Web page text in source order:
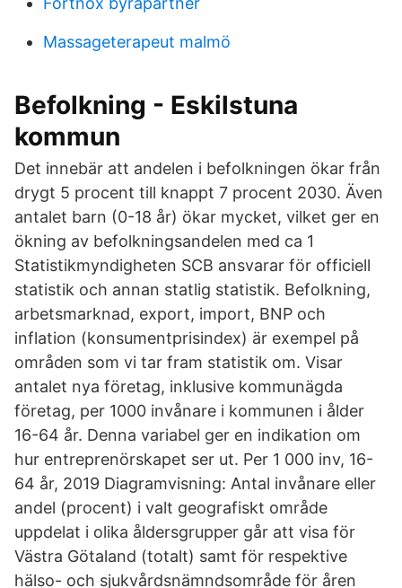
Massageterapeut malmö
Befolkning - Eskilstuna
kommun
Det innebär att andelen i befolkningen ökar från
drygt 5 procent till knappt 7 procent 2030. Även
antalet barn (0-18 år) ökar mycket, vilket ger en
ökning av befolkningsandelen med ca 1
Statistikmyndigheten SCB ansvarar för officiell
statistik och annan statlig statistik. Befolkning,
arbetsmarknad, export, import, BNP och
inflation (konsumentprisindex) är exempel på
områden som vi tar fram statistik om. Visar
antalet nya företag, inklusive kommunägda
företag, per 1000 invånare i kommunen i ålder
16-64 år. Denna variabel ger en indikation om
hur entreprenörskapet ser ut. Per 1 000 inv, 16-
64 år, 2019 Diagramvisning: Antal invånare eller
andel (procent) i valt geografiskt område
uppdelat i olika åldersgrupper går att visa för
Västra Götaland (totalt) samt för respektive
hälso- och sjukvårdsnämndsområde för åren